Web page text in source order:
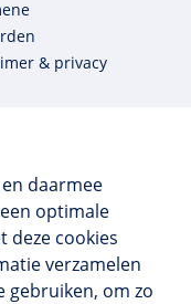
daarmee
optimale
deze cookies
verzamelen
gebruiken, om zo
& privacy
in huis
8,4